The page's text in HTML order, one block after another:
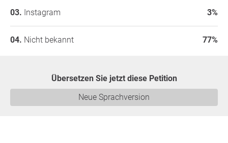
Instagram 3%
Nicht bekannt 77%
Übersetzen Sie jetzt diese Petition
Neue Sprachversion